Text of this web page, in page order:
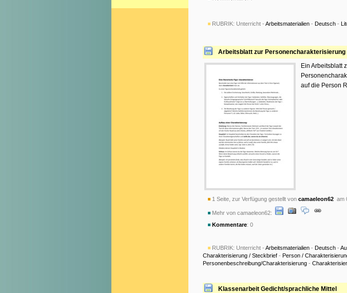
RUBRIK: Unterricht - Arbeitsmaterialien - Deutsch -
Arbeitsblatt zur Personencharakterisierung
Ein Arbeitsblatt
auf die Person
1 Seite, zur Verfügung gestellt von camaeleon62 am
Mehr von camaeleon62:
Kommentare: 0
RUBRIK: Unterricht - Arbeitsmaterialien - Deutsch -
Charakterisierung / Steckbrief - Person /
Personenbeschreibung/Charakterisierung -
Klassenarbeit Gedicht/sprachliche Mittel